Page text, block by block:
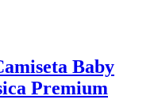
Baby
Premium